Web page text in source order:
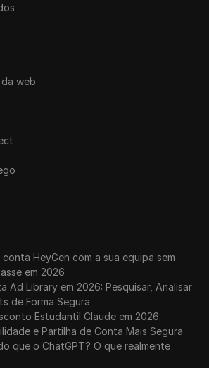
web
HeyGen com a sua equipa sem
em 2026
Ad Library em 2026: Pesquisar, Analisar
de Forma Segura
Estudantil Claude em 2026:
e Partilha de Conta Mais Segura
que o ChatGPT? O que realmente